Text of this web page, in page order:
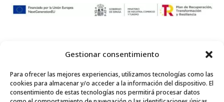
Gestionar consentimiento
Para ofrecer las mejores experiencias, utilizamos tecnologías como las
cookies para almacenar y/o acceder a la información del dispositivo. El
consentimiento de estas tecnologías nos permitirá procesar datos
© 2024Represent GiftCorporate Gourmet Gift | C/
Palma 1, Villanueva del Arzobispo. 23330 – Jaén (España)